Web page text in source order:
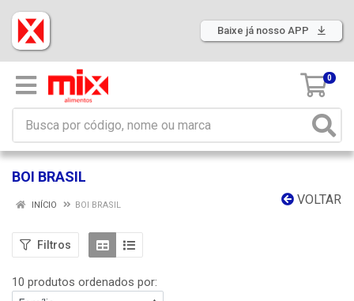
Baixe já nosso APP
0
BOI BRASIL
VOLTAR
INÍCIO BOI BRASIL
Filtros
10 produtos ordenados por: